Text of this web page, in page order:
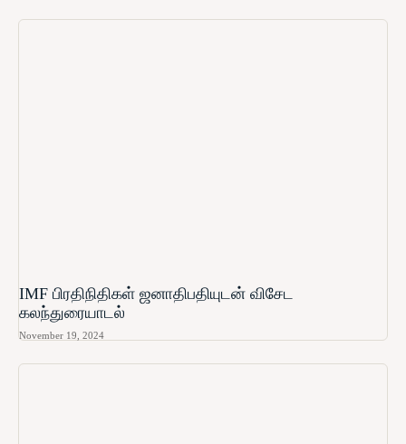
IMF பிரதிநிதிகள் ஜனாதிபதியுடன் விசேட
கலந்துரையாடல்
November 19, 2024